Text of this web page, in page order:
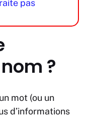
pas
?
mot (ou un
d’informations